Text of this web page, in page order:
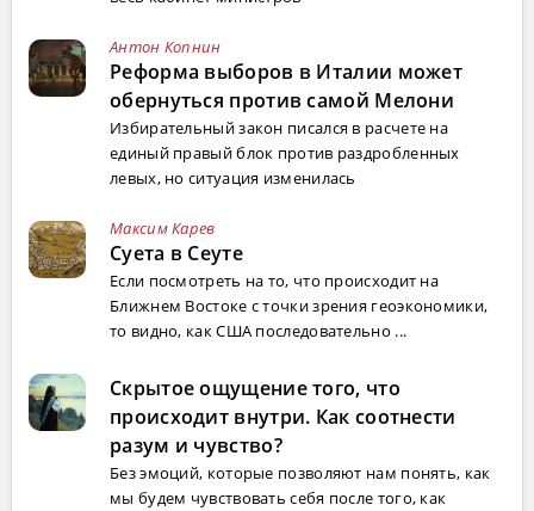
Антон Копнин
Реформа выборов в Италии может
обернуться против самой Мелони
Избирательный закон писался в расчете на
единый правый блок против раздробленных
левых, но ситуация изменилась
Максим Карев
Суета в Сеуте
Если посмотреть на то, что происходит на
Ближнем Востоке с точки зрения геоэкономики,
то видно, как США последовательно ...
Скрытое ощущение того, что
происходит внутри. Как соотнести
разум и чувство?
Без эмоций, которые позволяют нам понять, как
мы будем чувствовать себя после того, как